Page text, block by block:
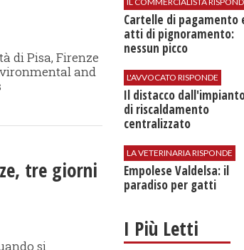
di Pisa, Firenze
and
tre giorni
si
Cartelle di pagamento
atti di pignoramento:
nessun picco
L'AVVOCATO RISPONDE
Il distacco
di riscaldamento
centralizzato
LA VETERINARIA RISPONDE
Empolese Valdelsa: il
paradiso per gatti
I Più Letti